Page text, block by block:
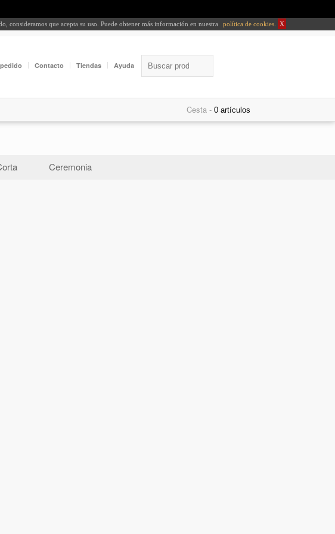
consideramos que acepta su uso. Puede obtener más información en nuestra política de cookies X
Contacto Tiendas Ayuda
Cesta -
Ceremonia